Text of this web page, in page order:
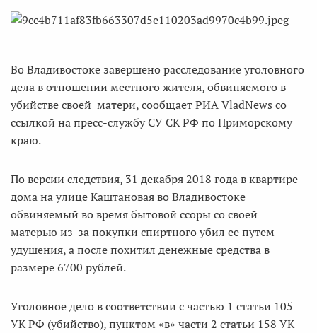
Во Владивостоке завершено расследование уголовного
дела в отношении местного жителя, обвиняемого в
убийстве своей матери, сообщает РИА VladNews со
ссылкой на пресс-службу СУ СК РФ по Приморскому
краю.
По версии следствия, 31 декабря 2018 года в квартире
дома на улице Каштановая во Владивостоке
обвиняемый во время бытовой ссоры со своей
матерью из-за покупки спиртного убил ее путем
удушения, а после похитил денежные средства в
размере 6700 рублей.
Уголовное дело в соответствии с частью 1 статьи 105
УК РФ (убийство), пунктом «в» части 2 статьи 158 УК